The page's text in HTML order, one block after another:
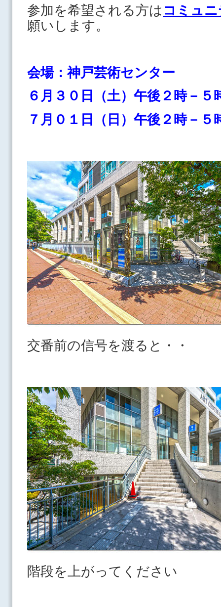
参加を希望される方は コミュ
願いします。
会場：神戸芸術センター
６月３０日（土）午後２時－
７月０１日（日）午後２時
交番前の信号を渡ると・・
階段を上がってください